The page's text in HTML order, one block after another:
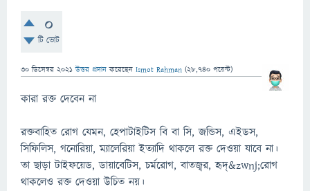
0
টি ভোট
30 ডিসেম্বর 2021 উত্তর প্রদান করেছেন Ismot Rahman (28,740 পয়েন্ট)
কারা রক্ত দেবেন না
রক্তবাহিত রোগ যেমন, হেপাটাইটিস বি বা সি, জন্ডিস, এইডস,
সিফিলিস, গনোরিয়া, ম্যালেরিয়া ইত্যাদি থাকলে রক্ত দেওয়া যাবে না।
তা ছাড়া টাইফয়েড, ডায়াবেটিস, চর্মরোগ, বাতজ্বর, হৃদ্&zwnj;রোগ
থাকলেও রক্ত দেওয়া উচিত নয়।